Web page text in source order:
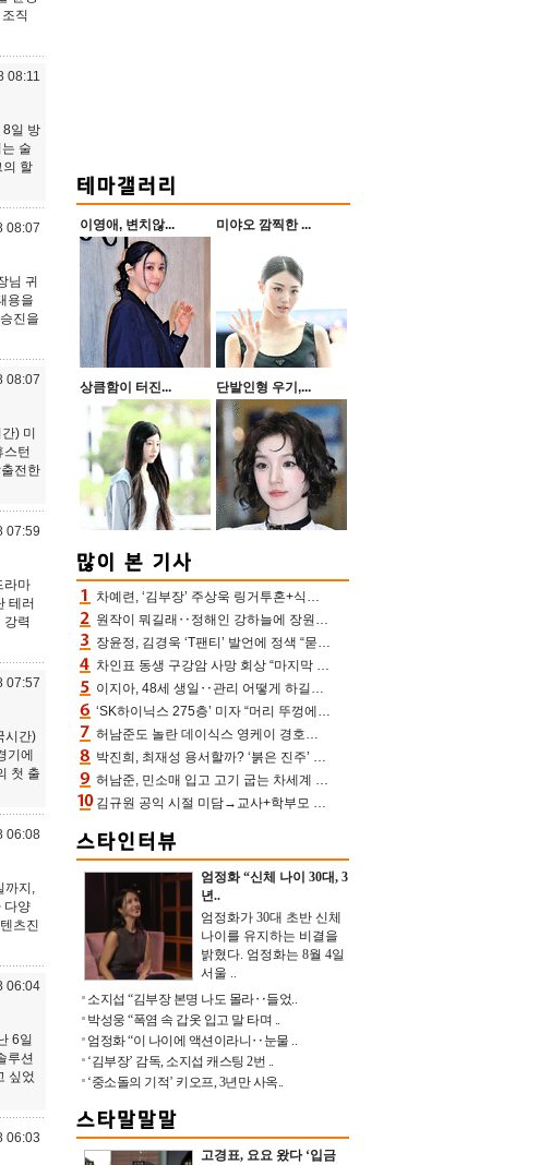
직
08:11
8일 방
술
할
08:07
님 귀
용을
진을
08:07
) 미
턴
전한
07:59
라마
테러
강력
07:57
시간)
기에
첫 출
06:08
까지,
다양
츠진
06:04
6일
루션
싶었
06:03
이영애, 변치않... 미야오 깜찍한 ...
상큼함이 터진... 단발인형 우기,...
차예련, ‘김부장’ 주상욱 링거투혼+식스팩 비화 “옷 벗는데 아저씨는 안 된다고”(차장금)
원작이 뭐길래‥정해인 강하늘에 장원영까지 참여한 이 영화
장윤정, 김경욱 ‘T팬티’ 발언에 정색 “묻지 않았는데, 그것도 성희롱”(장공장)
차인표 동생 구강암 사망 회상 “마지막 순간 동생 손 잡아준 신애라, 두고두고 고마워” (신애라이프)
이지아, 48세 생일‥관리 어떻게 하길래 놀라운 동안 미모
‘SK하이닉스 275층’ 미자 “머리 뚜껑에서 사, 주식만 안 해도 돈 버는 것”
허남준도 놀란 데이식스 영케이 경호원병 과거 “그냥 돌았던 놈”
박진희, 최재성 용서할까? ‘붉은 진주’ 오늘(7일) 결말 나온다
허남준, 민소매 입고 고기 굽는 차세계 실존…영케이도 감탄한 팔근육(공케이)
김규원 공익 시절 미담→교사+학부모 추가 미담 속출 “휠체어 탄 아이와 산책도”[종합]
엄정화 “신체 나이 30대, 3
년..
엄정화가 30대 초반 신체
나이를 유지하는 비결을
밝혔다. 엄정화는 8월 4일
서울 ..
소지섭 “김부장 본명 나도 몰라‥들었..
박성웅 “폭염 속 갑옷 입고 말 타며 ..
엄정화 “이 나이에 액션이라니‥눈물 ..
‘김부장’ 감독, 소지섭 캐스팅 2번 ..
‘중소돌의 기적’ 키오프, 3년만 사옥..
고경표, 요요 왔다 ‘입금